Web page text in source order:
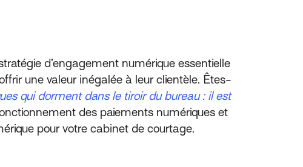
d’engagement numérique essentielle
une valeur inégalée à leur clientèle. Êtes-
qui dorment dans le tiroir du bureau : il est
des paiements numériques et
pour votre cabinet de courtage.